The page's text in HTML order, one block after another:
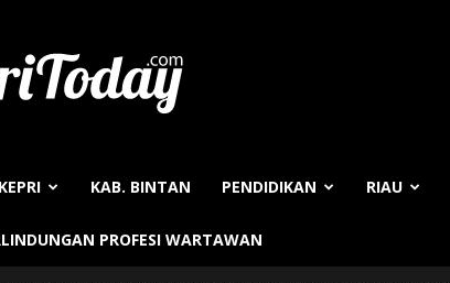
KEPRI KAB. BINTAN PENDIDIKAN RIAU
PROFESI WARTAWAN